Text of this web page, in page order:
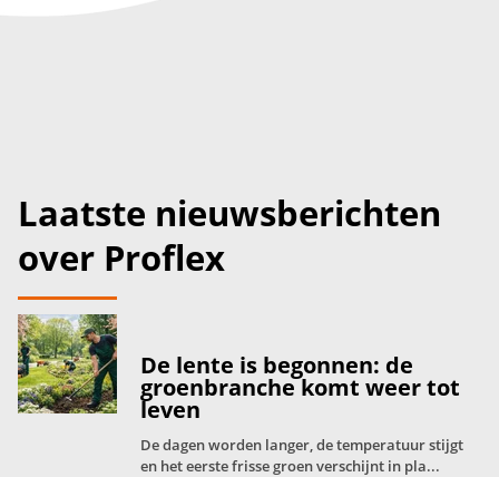
Laatste nieuwsberichten
over Proflex
De lente is begonnen: de
groenbranche komt weer tot
leven
De dagen worden langer, de temperatuur stijgt
en het eerste frisse groen verschijnt in pla...